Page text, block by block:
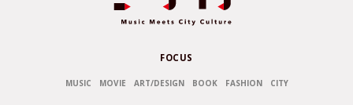
FOCUS
MUSIC MOVIE ART/DESIGN BOOK FASHION CITY